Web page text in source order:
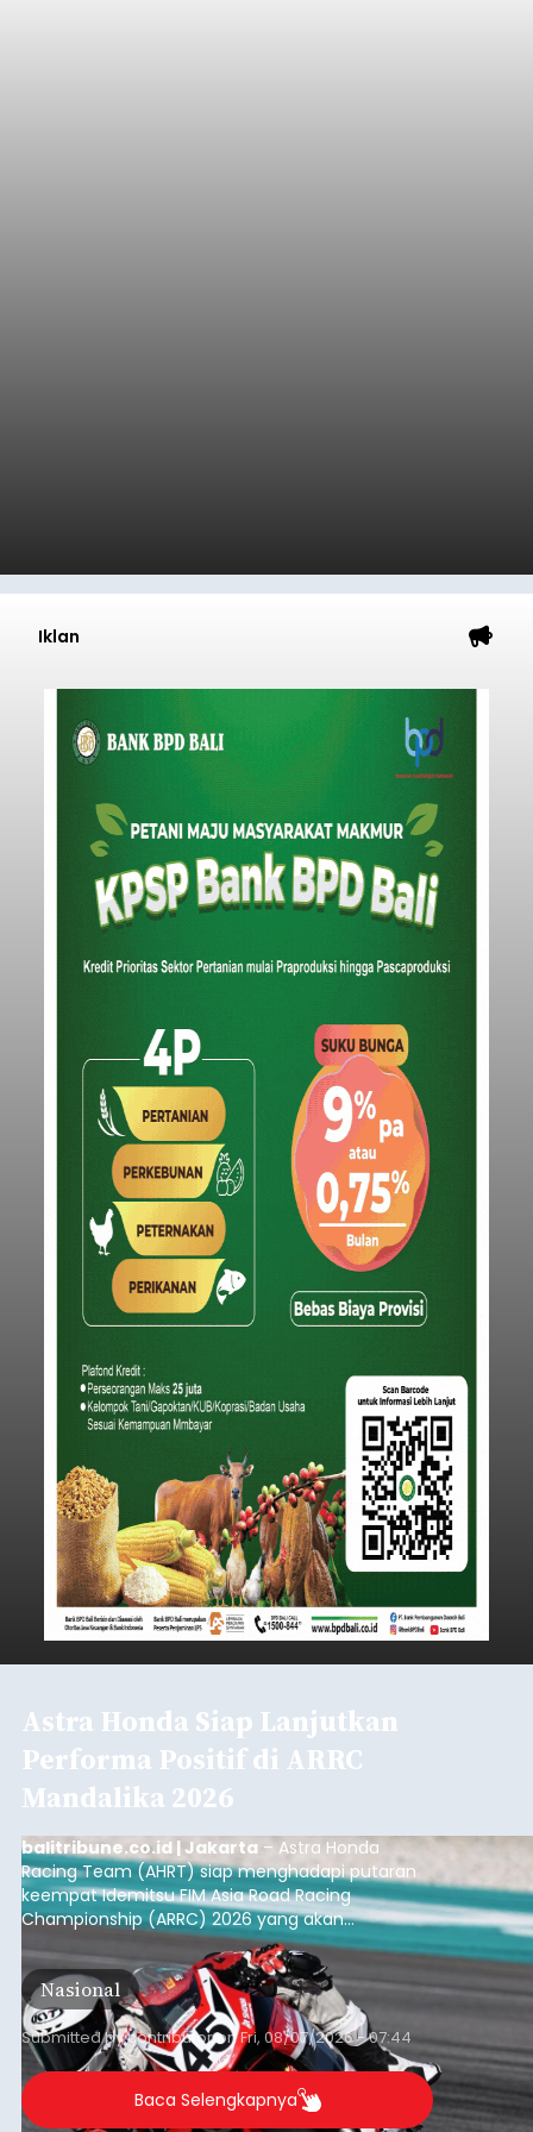
Iklan
Astra Honda Siap Lanjutkan
Performa Positif di ARRC
Mandalika 2026
balitribune.co.id | Jakarta – Astra Honda
Racing Team (AHRT) siap menghadapi putaran
keempat Idemitsu FIM Asia Road Racing
Championship (ARRC) 2026 yang akan
berlangsung di Pertamina Mandalika
International Circuit, Lombok, Nusa Tenggara
Barat, pada 7–9 Agustus 2026.
Nasional
Submitted bycontributoronFri, 08/07/2026 - 07:44
Baca Selengkapnya